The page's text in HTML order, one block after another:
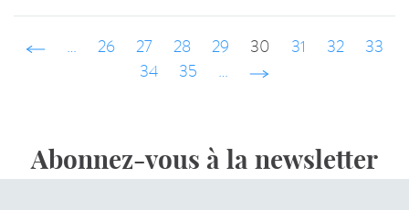
‹ précédent
… 26 27 28 29 30 31 32
33
34
35 … suivant ›
Abonnez-vous à la newsletter